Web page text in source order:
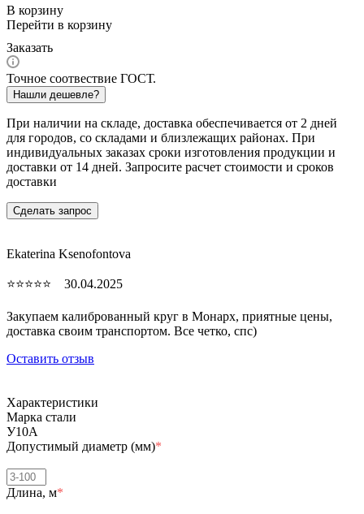
В корзину
Перейти в корзину
Заказать
Точное соотвествие ГОСТ.
Нашли дешевле?
При наличии на складе, доставка обеспечивается от 2 дней
для городов, со складами и близлежащих районах. При
индивидуальных заказах сроки изготовления продукции и
доставки от 14 дней. Запросите расчет стоимости и сроков
доставки
Сделать запрос
Ekaterina Ksenofontova
⭐⭐⭐⭐⭐ 30.04.2025
Закупаем калиброванный круг в Монарх, приятные цены,
доставка своим транспортом. Все четко, спc)
Оставить отзыв
Характеристики
Марка стали
У10А
Допустимый диаметр (мм)*
Длина, м*